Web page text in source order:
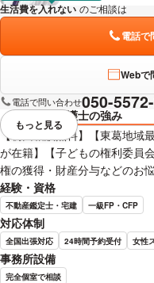
生活費を入れない のご相談は
電話で
Webで
電話で問い合わせ050-
弁護士の強み
【初回相談無料】【東葛地域
が在籍】【子どもの権利委員
権の獲得・財産分与などのお
経験・資格
不動産鑑定士・宅建 一級FP・CFP
対応体制
全国出張対応 24時間予約受付 女性
事務所設備
完全個室で相談
視覚的に省略されている
もっと見る